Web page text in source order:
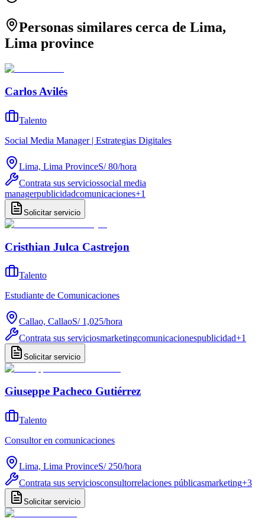
Personas similares cerca de Lima,
Lima province
Carlos Avilés
Talento
Social Media Manager | Estrategias Digitales
Lima, Lima ProvinceS/ 80/hora
Contrata sus serviciossocial media
managerpublicidadcomunicaciones+1
Solicitar servicio
Cristhian Julca Castrejon
Talento
Estudiante de Comunicaciones
Callao, CallaoS/ 1,025/hora
Contrata sus serviciosmarketingcomunicacionespublicidad+1
Solicitar servicio
Giuseppe Pacheco Gutiérrez
Talento
Consultor en comunicaciones
Lima, Lima ProvinceS/ 250/hora
Contrata sus serviciosconsultorrelaciones públicasmarketing+3
Solicitar servicio